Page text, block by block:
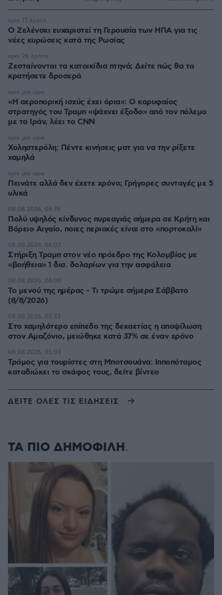
Ο Ζελένσκι ευχαριστεί τη Γερουσία των ΗΠΑ για τις
νέες κυρώσεις κατά της Ρωσίας
πριν 17 λεπτά
Ζεσταίνονται τα κατοικίδια πτηνά; Δείτε πώς θα τα
κρατήσετε δροσερά
πριν 26 λεπτά
«Η αεροπορική ισχύς έχει όρια»: Ο κορυφαίος
στρατηγός του Τραμπ «ψάχνει έξοδο» από τον πόλεμο
με το Ιράν, λέει το CNN
πριν μία ώρα
Χοληστερόλη: Πέντε κινήσεις ματ για να την ρίξετε
χαμηλά
πριν μία ώρα
Πεινάτε αλλά δεν έχετε χρόνο; Γρήγορες συνταγές με 5
υλικά
πριν μία ώρα
Πολύ υψηλός κίνδυνος πυρκαγιάς σήμερα σε Κρήτη και
Βόρειο Αιγαίο, ποιες περιοχές είναι στο «πορτοκαλί»
08.08.2026, 06:39
Στήριξη Τραμπ στον νέο πρόεδρο της Κολομβίας με
«βοήθεια» 1 δισ. δολαρίων για την ασφάλεια
08.08.2026, 06:02
Το μενού της ημέρας - Τι τρώμε σήμερα Σάββατο
(8/8/2026)
08.08.2026, 06:00
Στο χαμηλότερο επίπεδο της δεκαετίας η αποψίλωση
στον Αμαζόνιο, μειώθηκε κατά 37% σε έναν χρόνο
08.08.2026, 05:33
Τρόμος για τουρίστες στη Μποτσουάνα: Ιπποπόταμος
καταδιώκει το σκάφος τους, δείτε βίντεο
08.08.2026, 05:03
ΔΕΙΤΕ ΟΛΕΣ ΤΙΣ ΕΙΔΗΣΕΙΣ
ΤΑ ΠΙΟ ΔΗΜΟΦΙΛΗ